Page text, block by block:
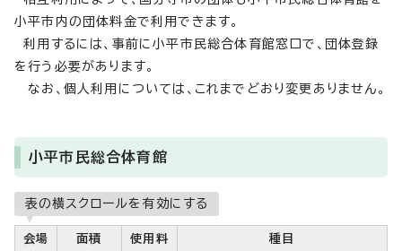
小平市内の団体料金で利用できます。
利用するには、事前に小平市民総合体育館窓口で、団体登録
を行う必要があります。
なお、個人利用については、これまでどおり変更ありません。
小平市民総合体育館
表の横スクロールを有効にする
会場
面積 使用料 種目